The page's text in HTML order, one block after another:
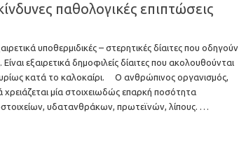
παθολογικές επιπτώσεις
υποθερμιδικές – στερητικές δίαιτες που οδηγούν
εξαιρετικά δημοφιλείς δίαιτες που ακολουθούνται
κατά το καλοκαίρι. Ο ανθρώπινος οργανισμός,
χρειάζεται μία στοιχειωδώς επαρκή ποσότητα
υδατανθράκων, πρωτεϊνών, λίπους. …